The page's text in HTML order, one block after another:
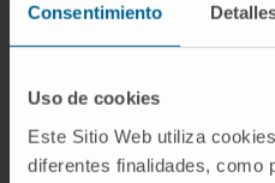
Consentimiento
Uso de cookies
Este Sitio Web utiliza
diferentes finalidades, como
Digestivo y nutrición
Pediatría general y
Neumología pediátrica